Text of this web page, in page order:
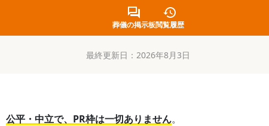
葬儀の掲示板閲覧履歴
最終更新日： 2026年8月3日
公平・中立で、PR枠は一切ありません。